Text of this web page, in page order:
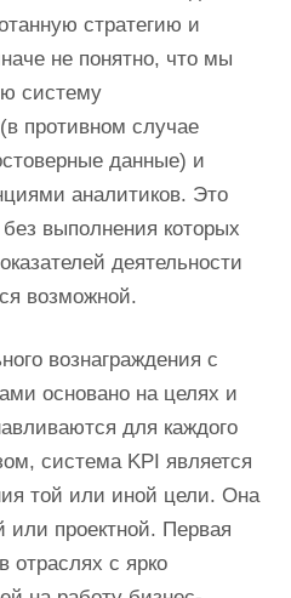
стратегию и
не понятно, что мы
систему
противном случае
данные) и
аналитиков. Это
выполнения которых
деятельности
возможной.
вознаграждения с
основано на целях и
для каждого
система KPI является
той или иной цели. Она
или проектной. Первая
отраслях с ярко